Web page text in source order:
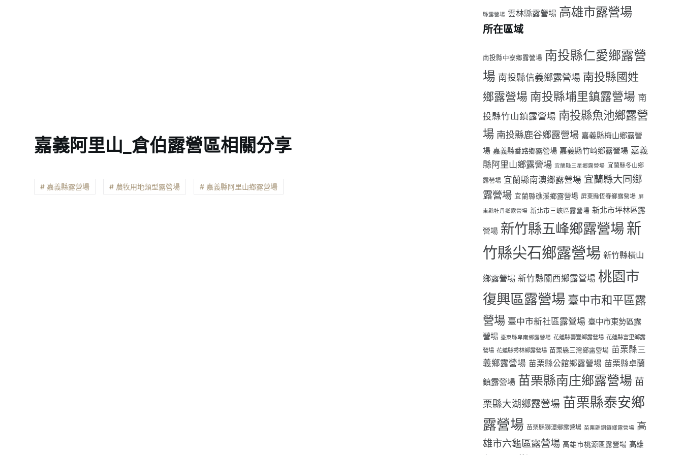
嘉義阿里山_倉伯露營區相關分享
# 嘉義縣露營場 # 農牧用地類型露營場 # 嘉義縣阿里山鄉露營場
縣露營場 雲林縣露營場 高雄市露營場
所在區域
南投縣中寮鄉露營場 南投縣仁愛鄉露營
場 南投縣信義鄉露營場 南投縣國姓
鄉露營場 南投縣埔里鎮露營場 南
投縣竹山鎮露營場 南投縣魚池鄉露營
場 南投縣鹿谷鄉露營場 嘉義縣梅山鄉露營
場 嘉義縣番路鄉露營場 嘉義縣竹崎鄉露營場 嘉義
縣阿里山鄉露營場 宜蘭縣三星鄉露營場 宜蘭縣冬山鄉
露營場 宜蘭縣南澳鄉露營場 宜蘭縣大同鄉
露營場 宜蘭縣礁溪鄉露營場 屏東縣恆春鄉露營場 屏
東縣牡丹鄉露營場 新北市三峽區露營場 新北市坪林區露
營場 新竹縣五峰鄉露營場新
竹縣尖石鄉露營場 新竹縣橫山
鄉露營場 新竹縣關西鄉露營場 桃園市
復興區露營場 臺中市和平區露
營場 臺中市新社區露營場 臺中市東勢區露
營場 臺東縣卑南鄉露營場 花蓮縣壽豐鄉露營場 花蓮縣富里鄉露
營場 花蓮縣秀林鄉露營場 苗栗縣三灣鄉露營場 苗栗縣三
義鄉露營場 苗栗縣公館鄉露營場 苗栗縣卓蘭
鎮露營場 苗栗縣南庄鄉露營場 苗
栗縣大湖鄉露營場 苗栗縣泰安鄉
露營場 苗栗縣獅潭鄉露營場 苗栗縣銅鑼鄉露營場 高
雄市六龜區露營場 高雄市桃源區露營場 高雄